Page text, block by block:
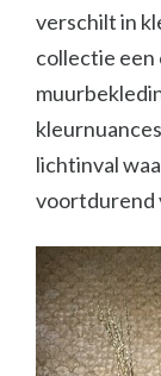
verschilt in
collectie een
lichtinval
voortdurend